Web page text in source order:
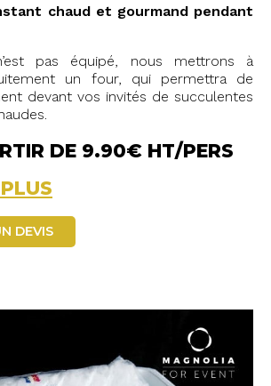
chaud et gourmand pendant
pas équipé, nous mettrons à
un four, qui permettra de
devant vos invités de succulentes
DE 9.90€ HT/PERS
DEVIS